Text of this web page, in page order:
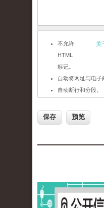
关
不允许
HTML
标记。
自动将网址与电子
自动断行和分段。